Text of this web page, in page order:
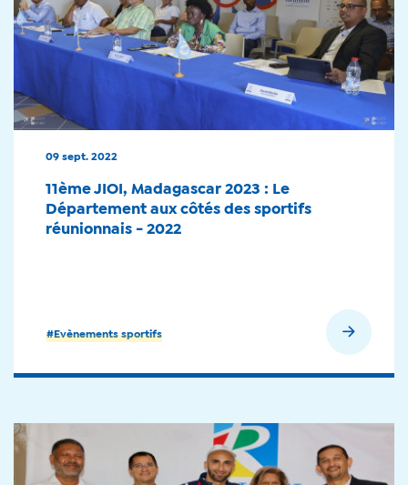
#Evènements sportifs
09 sept. 2022
11ème JIOI, Madagascar 2023 : Le
Département aux côtés des sportifs
réunionnais - 2022